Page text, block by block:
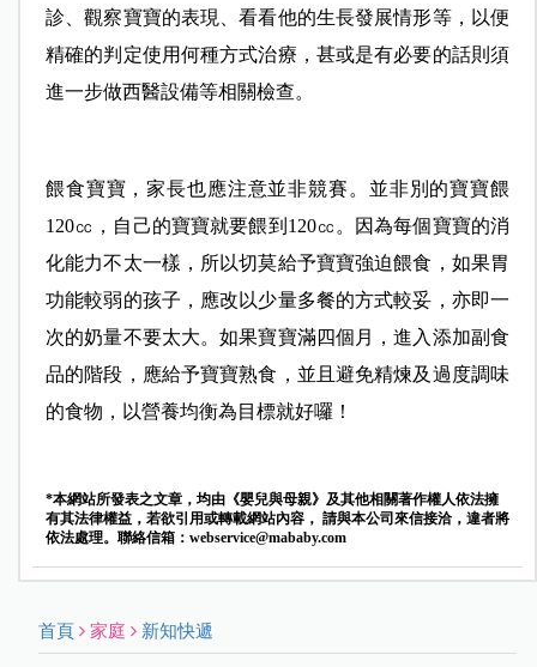
診、觀察寶寶的表現、看看他的生長發展情形等，以便
精確的判定使用何種方式治療，甚或是有必要的話則須
進一步做西醫設備等相關檢查。
餵食寶寶，家長也應注意並非競賽。並非別的寶寶餵
120㏄，自己的寶寶就要餵到120㏄。因為每個寶寶的消
化能力不太一樣，所以切莫給予寶寶強迫餵食，如果胃
功能較弱的孩子，應改以少量多餐的方式較妥，亦即一
次的奶量不要太大。如果寶寶滿四個月，進入添加副食
品的階段，應給予寶寶熟食，並且避免精煉及過度調味
的食物，以營養均衡為目標就好囉！
*本網站所發表之文章，均由《嬰兒與母親》及其他相關著作權人依法擁
有其法律權益，若欲引用或轉載網站內容， 請與本公司來信接洽，違者將
依法處理。聯絡信箱： webservice@mababy.com
首頁 家庭 新知快遞